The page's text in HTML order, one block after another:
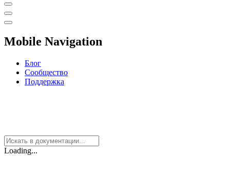
Mobile Navigation
Блог
Сообщество
Поддержка
Loading...